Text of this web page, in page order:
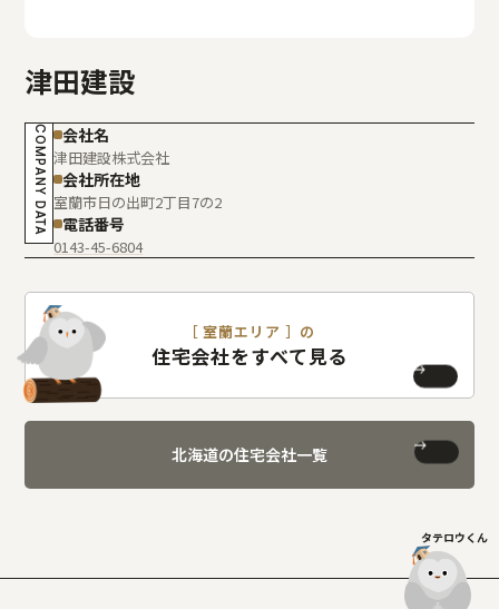
津田建設
COMPANY DATA 会社名
津田建設株式会社
会社所在地
室蘭市日の出町2丁目7の2
電話番号
0143-45-6804
［ 室蘭エリア ］の
住宅会社をすべて見る
北海道の住宅会社一覧
タテロウくん